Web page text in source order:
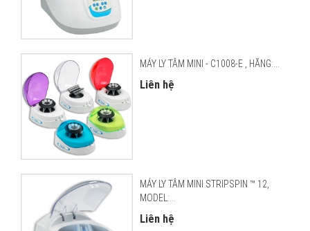
MÁY LY TÂM MINI - C1008-E , HÃNG:...
Liên hệ
MÁY LY TÂM MINI STRIPSPIN ™ 12,
MODEL:...
Liên hệ